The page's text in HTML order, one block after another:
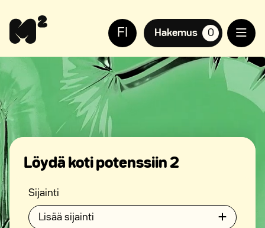
sisältöön
sivuston
käyttöön
FI Hakemus
suosikkiasuntoja,
0
Löydä koti potenssiin 2
Sijainti
Lisää sijainti